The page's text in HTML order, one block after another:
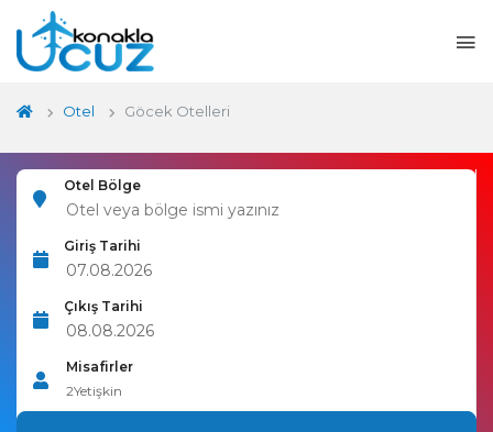
Otel Göcek Otelleri
Otel Bölge
Giriş Tarihi
Çıkış Tarihi
Misafirler
2Yetişkin